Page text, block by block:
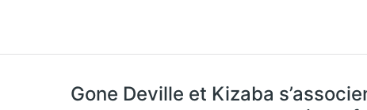
Gone Deville et Kizaba